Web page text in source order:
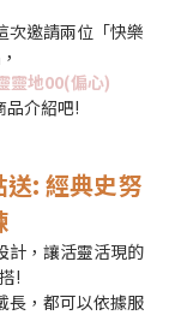
次邀請兩位「快樂
靈地00(偏心)
品介紹吧!
: 經典史努
計，讓活靈活現的
!
長，都可以依據服